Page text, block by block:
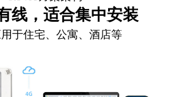
线，适合集中安装
于住宅、公寓、酒店等